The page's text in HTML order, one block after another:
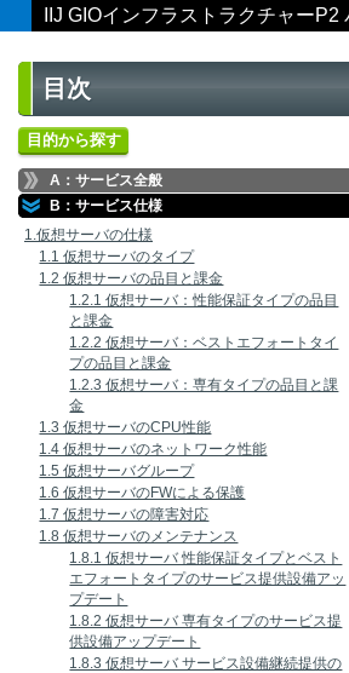
IIJ GIOインフラストラクチャー
目次
目的から探す
A：サービス全般
B：サービス仕様
1.仮想サーバの仕様
1.1 仮想サーバのタイプ
1.2 仮想サーバの品目と課金
1.2.1 仮想サーバ：性能保証タイプの品目
と課金
1.2.2 仮想サーバ：ベストエフォートタイ
プの品目と課金
1.2.3 仮想サーバ：専有タイプの品目と課
金
1.3 仮想サーバのCPU性能
1.4 仮想サーバのネットワーク性能
1.5 仮想サーバグループ
1.6 仮想サーバのFWによる保護
1.7 仮想サーバの障害対応
1.8 仮想サーバのメンテナンス
1.8.1 仮想サーバ 性能保証タイプとベスト
エフォートタイプのサービス提供設備アッ
プデート
1.8.2 仮想サーバ 専有タイプのサービス提
供設備アップデート
1.8.3 仮想サーバ サービス設備継続提供の